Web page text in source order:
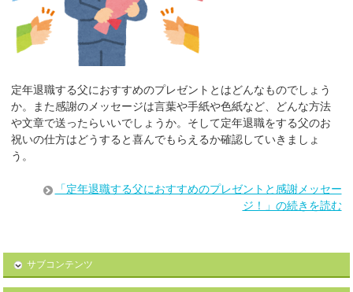
定年退職する父におすすめのプレゼントとはどんなものでしょう
か。また感謝のメッセージは言葉や手紙や色紙など、どんな方法
や文章で送ったらいいでしょうか。そして定年退職をする父のお
祝いの仕方はどうすると喜んでもらえるか確認していきましょ
う。
「定年退職する父におすすめのプレゼントと感謝メッセー
ジ！」の続きを読む
サブコンテンツ